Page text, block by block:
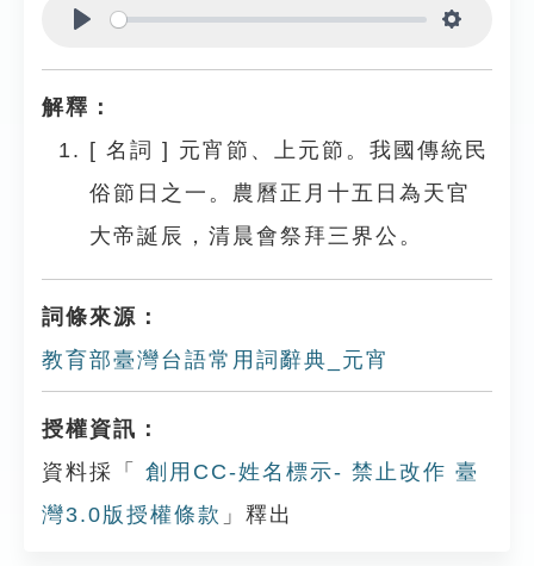
解釋：
[ 名詞 ] 元宵節、上元節。我國傳統民
俗節日之一。農曆正月十五日為天官
大帝誕辰，清晨會祭拜三界公。
詞條來源：
教育部臺灣台語常用詞辭典_元宵
授權資訊：
資料採「
創用CC-姓名標示- 禁止改作 臺
灣3.0版授權條款 」釋出